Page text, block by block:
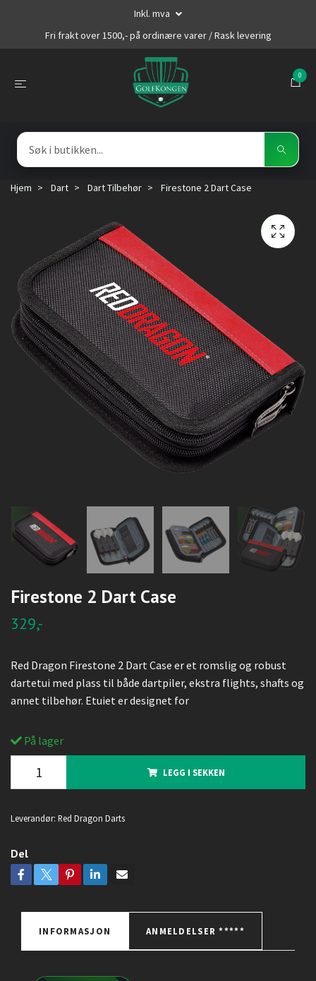
Inkl. mva
Fri frakt over 1500,- på ordinære varer / Rask levering
0
Hjem Dart Dart Tilbehør Firestone 2 Dart Case
Firestone 2 Dart Case
329,-
Red Dragon Firestone 2 Dart Case er et romslig og robust
dartetui med plass til både dartpiler, ekstra flights, shafts og
annet tilbehør. Etuiet er designet for
På lager
LEGG I SEKKEN
Leverandør: Red Dragon Darts
Del
INFORMASJON ANMELDELSER *****